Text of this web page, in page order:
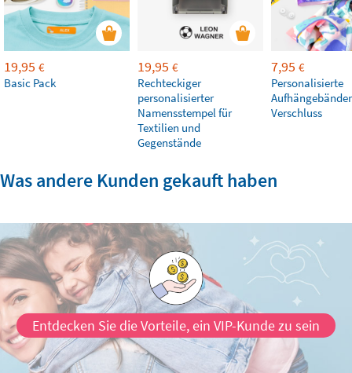
19,95 €
Basic Pack
19,95 €
Rechteckiger
personalisierter
Namensstempel für
Textilien und
Gegenstände
7,95 €
Personalisierte
Verschluss
Was andere Kunden gekauft haben
Entdecken Sie die Vorteile, ein VIP-Kunde zu sein